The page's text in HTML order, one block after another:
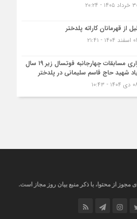
از قهرمانان کاراته پلدختر
برگزاری مسابقات چهارجانبه فوتسال زیر ۱۹ سال
شهید حاج قاسم سلیمانی در پلدختر
مجوز از محتوا، با ذکر منبع بیان روز مجاز است.